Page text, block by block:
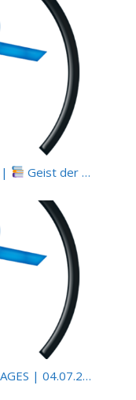
vom Kreuz |
Geist der Prophezeiung | 05-11.07.2026 |
Gottes Größe und
| 04.07.2026 |